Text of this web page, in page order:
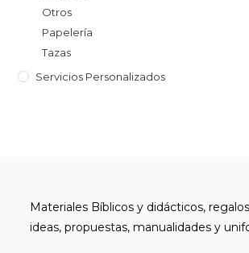
Otros
Papelería
Tazas
Servicios Personalizados
Materiales Bíblicos y didácticos,
ideas, propuestas, manualidades y